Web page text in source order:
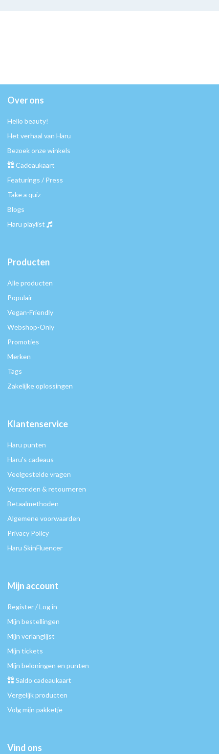
Over ons
Hello beauty!
Het verhaal van Haru
Bezoek onze winkels
Cadeaukaart
Featurings / Press
Take a quiz
Blogs
Haru playlist
Producten
Alle producten
Populair
Vegan-Friendly
Webshop-Only
Promoties
Merken
Tags
Zakelijke oplossingen
Klantenservice
Haru punten
Haru's cadeaus
Veelgestelde vragen
Verzenden & retourneren
Betaalmethoden
Algemene voorwaarden
Privacy Policy
Haru SkinFluencer
Mijn account
Register / Log in
Mijn bestellingen
Mijn verlanglijst
Mijn tickets
Mijn beloningen en punten
Saldo cadeaukaart
Vergelijk producten
Volg mijn pakketje
Vind ons